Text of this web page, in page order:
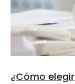
¿Cómo elegir